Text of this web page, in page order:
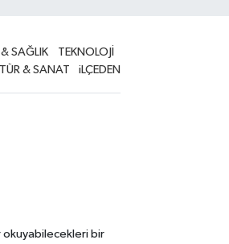
SAĞLIK
TEKNOLOJİ
& SANAT
iLÇEDEN
okuyabilecekleri bir